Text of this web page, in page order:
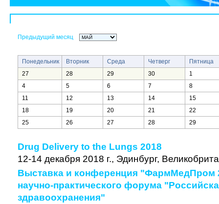
Предыдущий месяц
Понедельник Вторник Среда Четверг
Пятница
27
28 29 30
1
4
5 6 7
8
11
12 13 14
15
18
19 20 21
22
25
26 27 28 29
Drug Delivery to the Lungs 2018
12-14 декабря 2018 г., Эдинбург,
Выставка и конференция "ФармМедПром
научно-практического форума
здравоохранения"